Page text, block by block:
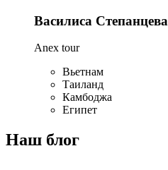
Василиса Степанцева
Anex tour
Вьетнам
Таиланд
Камбоджа
Египет
Наш блог